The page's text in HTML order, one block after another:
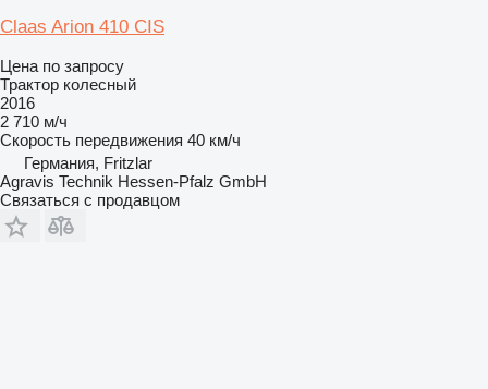
Claas Arion 410 CIS
Цена по запросу
Трактор колесный
2016
2 710 м/ч
Скорость передвижения 40 км/ч
Германия, Fritzlar
Agravis Technik Hessen-Pfalz GmbH
Связаться с продавцом